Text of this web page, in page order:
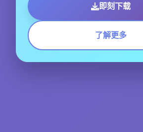
即刻下载
了解更多